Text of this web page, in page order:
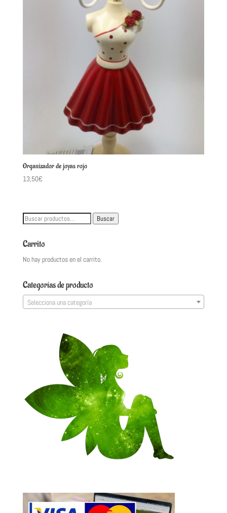
Organizador de joyas rojo
13,50€
Buscar
Buscar
Carrito
No hay productos en el carrito.
Categorías de producto
Selecciona una categoría